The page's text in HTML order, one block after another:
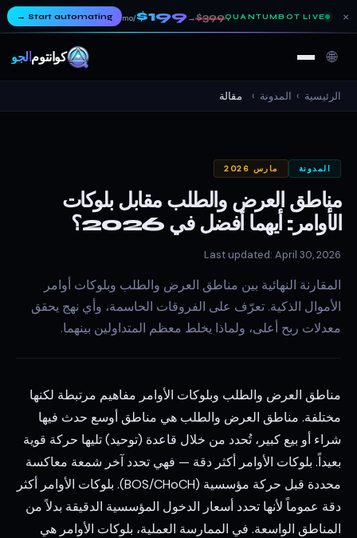
QUANTUMBOT LIVE
$399
→
$199
/mo
Start automating
→ ×
كوانتومألجو 🌐
الرئيسية › المدونة › مقالة
المدونة مارس 2026
مناطق العرض والطلب مقابل بلوكات
الأوامر: أيهما أفضل في 2026؟
Last updated: April 30, 2026
المقارنة النهائية بين مناطق العرض والطلب وبلوكات أوامر
الأموال الذكية. تعرّف على الفروقات الحاسمة، وأي نهج يحقق
معدلات ربح أعلى، ولماذا يخلط معظم المتداولين بينهما.
مناطق العرض والطلب وبلوكات الأوامر مفاهيم مرتبطة لكنها
مختلفة. مناطق العرض والطلب هي مناطق أوسع حدث فيها
شراء أو بيع كبير، تُحدد من خلال قاعدة (توحيد) تليها حركة قوية
بعيداً. بلوكات الأوامر أكثر دقة — فهي تحدد آخر شمعة معاكسة
محددة قبل حركة مؤسسية (BOS/CHoCH). بلوكات الأوامر أكثر
دقة عموماً لأنها تحدد أسعار الدخول المؤسسية الدقيقة بدلاً من
المناطق الواسعة. في الممارسة العملية، بلوكات الأوامر هي